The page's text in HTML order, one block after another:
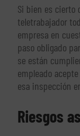
Si bien es cierto
teletrabajador
empresa en
paso obligado
se están
empleado
esa inspección
Riesgos